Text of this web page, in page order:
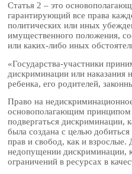
Статья 2 – это
гарантирующий все права
политических или иных
имущественного положения,
или каких-либо иных
«Государства-участники
дискриминации или наказания
ребенка, его родителей,
Право на
основополагающим принципом
подвергаться дискриминации,
была создана с целью
прав и свобод, как и
недопущении дискриминации,
ограничений в ресурсах в